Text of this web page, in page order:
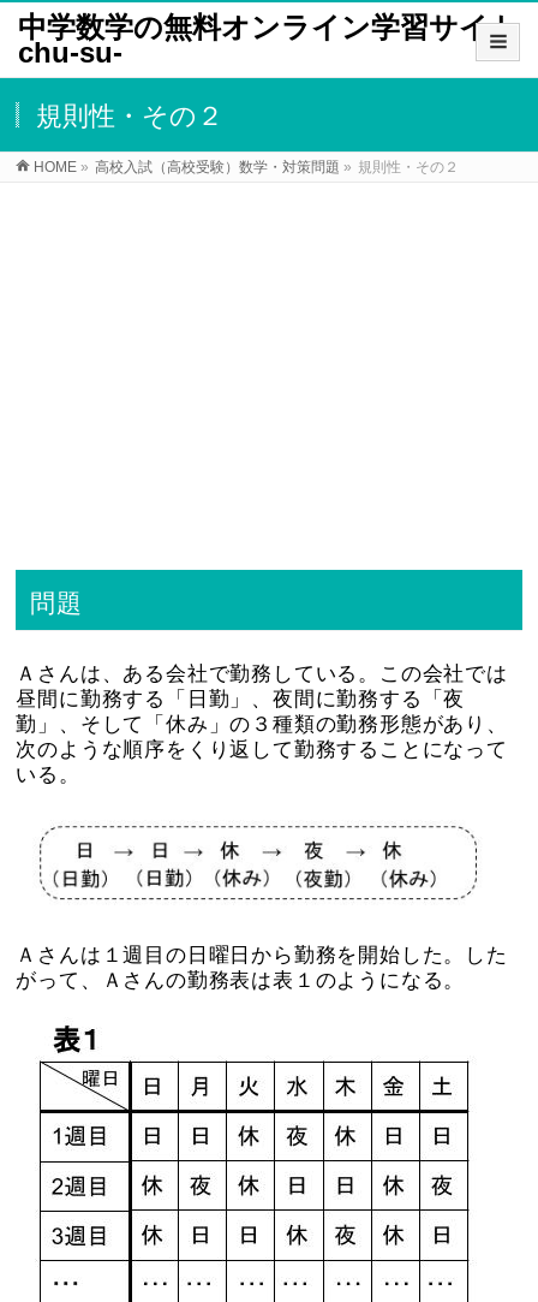
中学数学の無料オンライン学習サイト
chu-su-
規則性・その２
HOME » 高校入試（高校受験）数学・対策問題 » 規則性・その２
問題
Ａさんは、ある会社で勤務している。この会社では
昼間に勤務する「日勤」、夜間に勤務する「夜
勤」、そして「休み」の３種類の勤務形態があり、
次のような順序をくり返して勤務することになって
いる。
Ａさんは１週目の日曜日から勤務を開始した。した
がって、Ａさんの勤務表は表１のようになる。